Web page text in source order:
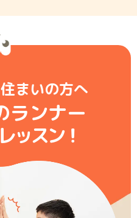
まいの方へ
ランナー
ッスン！